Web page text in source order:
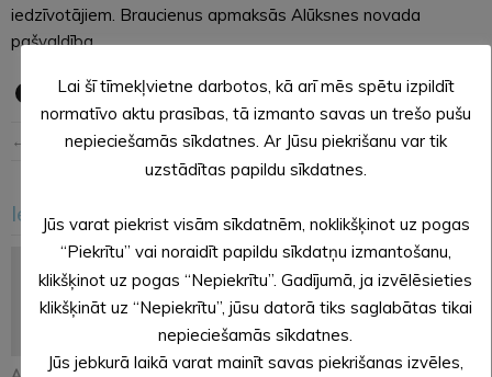
iedzīvotājiem. Braucienus apmaksās Alūksnes novada
pašvaldība.
← Iepriekšējā ziņa Nākošā ziņa →
Iesakām arī šo < >
Lai šī tīmekļvietne darbotos, kā arī mēs spētu izpildīt
normatīvo aktu prasības, tā izmanto savas un trešo pušu
nepieciešamās sīkdatnes. Ar Jūsu piekrišanu var tik
uzstādītas papildu sīkdatnes.
Jūs varat piekrist visām sīkdatnēm, noklikšķinot uz pogas
“Piekrītu” vai noraidīt papildu sīkdatņu izmantošanu,
klikšķinot uz pogas “Nepiekrītu”. Gadījumā, ja izvēlēsieties
klikšķināt uz “Nepiekrītu”, jūsu datorā tiks saglabātas tikai
nepieciešamās sīkdatnes.
Jūs jebkurā laikā varat mainīt savas piekrišanas izvēles,